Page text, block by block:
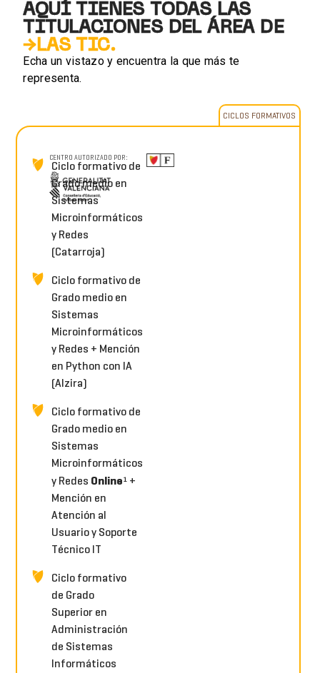
CICLOS FORMATIVOS
Ciclo formativo de
Grado medio en
Sistemas
Microinformáticos
y Redes
(Catarroja)
Ciclo formativo de
Grado medio en
Sistemas
Microinformáticos
y Redes + Mención
en Python con IA
(Alzira)
Ciclo formativo de
Grado medio en
Sistemas
Microinformáticos
y Redes Online¹ +
Mención en
Atención al
Usuario y Soporte
Técnico IT
Ciclo formativo
de Grado
Superior en
Administración
de Sistemas
Informáticos
CENTRO AUTORIZADO POR:
AQUÍ TIENES TODAS LAS
TITULACIONES DEL ÁREA DE
→LAS TIC.
Echa un vistazo y encuentra la que más te
representa.